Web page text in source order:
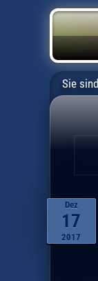
Sie
Dez
17
2017